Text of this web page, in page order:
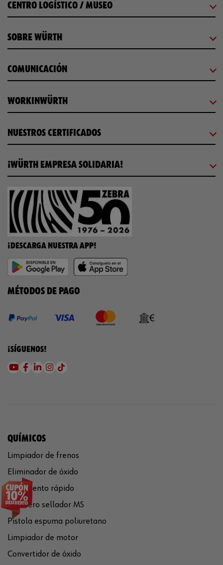
CENTRO LOGÍSTICO / MUSEO
SOBRE WÜRTH
COMUNICACIÓN
WORKINWÜRTH
NUESTROS CERTIFICADOS
¡WÜRTH EMPRESA SOLIDARIA!
¡DESCARGA NUESTRA APP!
MÉTODOS DE PAGO
¡SÍGUENOS!
QUÍMICOS
Limpiador de frenos
Eliminador de óxido
Pegamento rápido
Polímero sellador MS
Pistola espuma poliuretano
Limpiador de motor
Convertidor de óxido